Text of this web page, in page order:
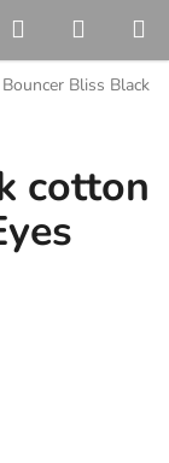
Hledat
KOŠÍK
Bliss Black
cotton